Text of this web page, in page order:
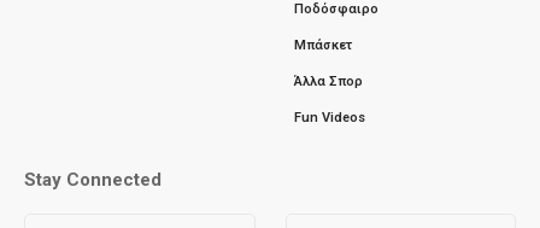
Ποδόσφαιρο
Μπάσκετ
Άλλα Σπορ
Fun Videos
Stay Connected